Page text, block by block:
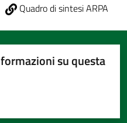
Quadro di sintesi ARPA
su questa
5